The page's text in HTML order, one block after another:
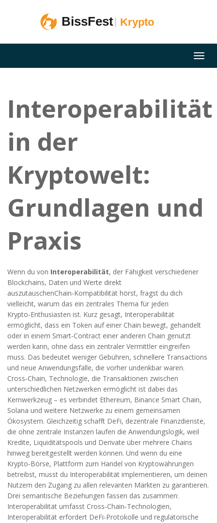
Interoperabilität
in der
Kryptowelt:
Grundlagen und
Praxis
Wenn du von Interoperabilität, der Fähigkeit verschiedener
Blockchains, Daten und Werte direkt
auszutauschenChain‑Kompatibilität hörst, fragst du dich
vielleicht, warum das ein zentrales Thema für jeden
Krypto‑Enthusiasten ist. Kurz gesagt, Interoperabilität
ermöglicht, dass ein Token auf einer Chain bewegt, gehandelt
oder in einem Smart‑Contract einer anderen Chain genutzt
werden kann, ohne dass ein zentraler Vermittler eingreifen
muss. Das bedeutet weniger Gebühren, schnellere Transactions
und neue Anwendungsfälle, die vorher undenkbar waren.
Cross‑Chain, Technologie, die Transaktionen zwischen
unterschiedlichen Netzwerken ermöglicht ist dabei das
Kernwerkzeug – es verbindet Ethereum, Binance Smart Chain,
Solana und weitere Netzwerke zu einem gemeinsamen
Ökosystem. Gleichzeitig schafft DeFi, dezentrale Finanzdienste,
die ohne zentrale Instanzen laufen die Anwendungslogik, weil
Kredite, Liquiditätspools und Derivate über mehrere Chains
hinweg bereitgestellt werden können. Und wenn du eine
Krypto‑Börse, Plattform zum Handel von Kryptowährungen
betreibst, musst du Interoperabilität implementieren, um deinen
Nutzern den Zugang zu allen relevanten Märkten zu garantieren.
Drei semantische Beziehungen fassen das zusammen:
Interoperabilität umfasst Cross‑Chain‑Technologien,
Interoperabilität erfordert DeFi‑Protokolle und regulatorische